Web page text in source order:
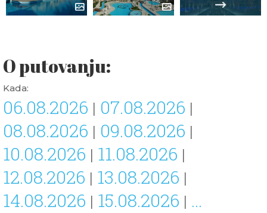
O putovanju:
Kada:
06.08.2026 | 07.08.2026 |
08.08.2026 | 09.08.2026 |
10.08.2026 | 11.08.2026 |
12.08.2026 | 13.08.2026 |
14.08.2026 | 15.08.2026 | ...